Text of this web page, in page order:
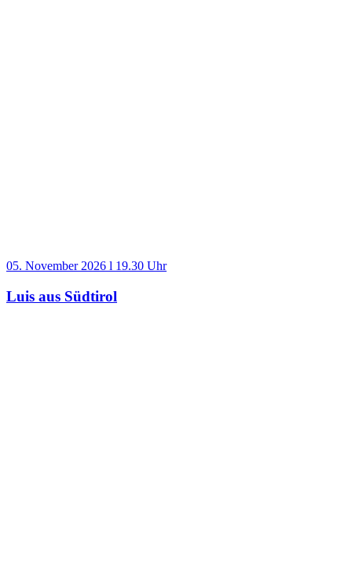
05. November 2026 l 19.30 Uhr
Luis aus Südtirol